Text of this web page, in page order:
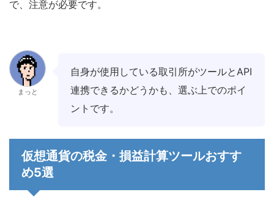
で、注意が必要です。
まっと
自身が使用している取引所がツールとAPI
連携できるかどうかも、選ぶ上でのポイ
ントです。
仮想通貨の税金・損益計算ツールおすす
め5選